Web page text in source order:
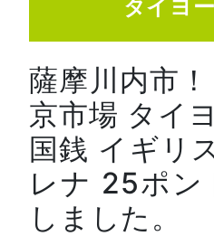
タイヨ
薩摩川内市
京市場 タイ
国銭 イギリ
レナ 25ポン
しました。